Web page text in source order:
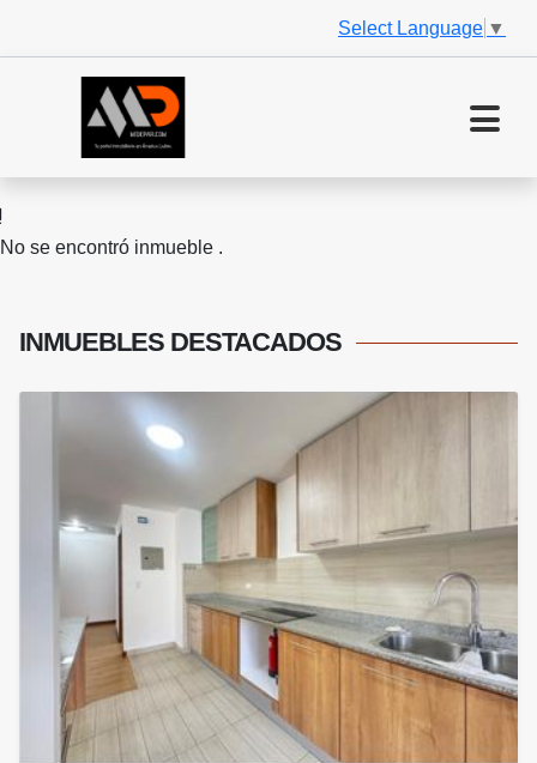
Select Language ▼
No se encontró inmueble .
INMUEBLES DESTACADOS